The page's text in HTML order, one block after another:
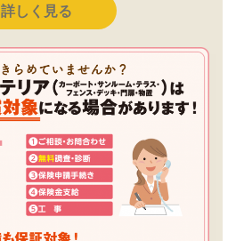
詳しく見る